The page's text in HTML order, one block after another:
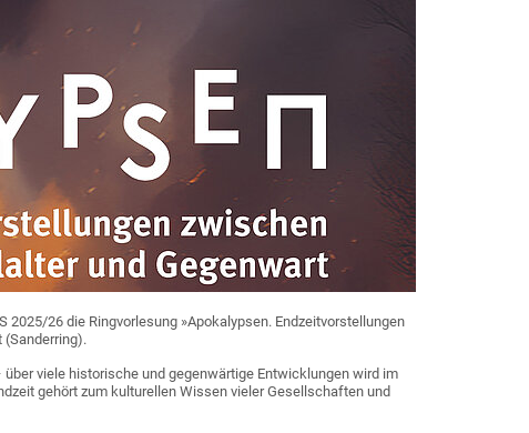
26 die Ringvorlesung »Apokalypsen. Endzeitvorstellungen
viele historische und gegenwärtige Entwicklungen wird im
gehört zum kulturellen Wissen vieler Gesellschaften und